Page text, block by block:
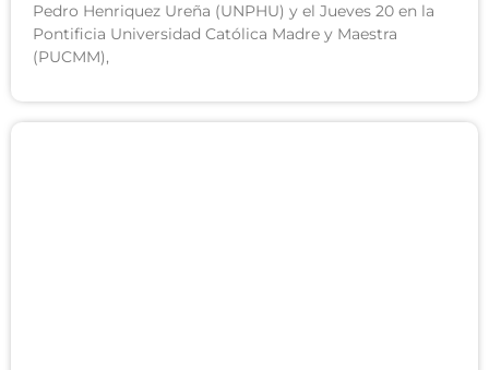
Pedro Henriquez Ureña (UNPHU) y el Jueves 20 en la
Pontificia Universidad Católica Madre y Maestra
(PUCMM),